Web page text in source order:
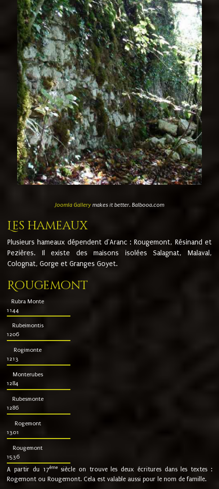
Joomla Gallerymakes it better. Balbooa.com
Les hameaux
Plusieurs hameaux dépendent d'Aranc : Rougemont, Résinand et
Pezières. Il existe des maisons isolées Salagnat, Malaval,
Colognat, Gorge et Granges Goyet.
Rougemont
Rubra Monte
1144
Rubeimontis
1206
Rogimonte
1213
Monterubes
1284
Rubesmonte
1286
Rogemont
1301
Rougemont
1536
A partir du 17ème siècle on trouve les deux écritures dans les textes :
Rogemont ou Rougemont. Cela est valable aussi pour le nom de famille.